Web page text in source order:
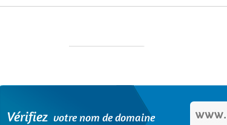
Vérifiez votre nom de domaine